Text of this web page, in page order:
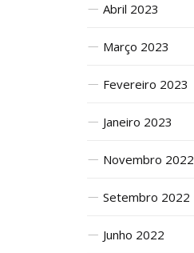
Abril 2023
Março 2023
Fevereiro 2023
Janeiro 2023
Novembro 2022
Setembro 2022
Junho 2022